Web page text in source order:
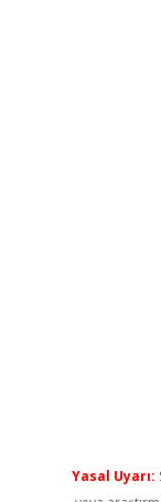
Yasal Uyarı: